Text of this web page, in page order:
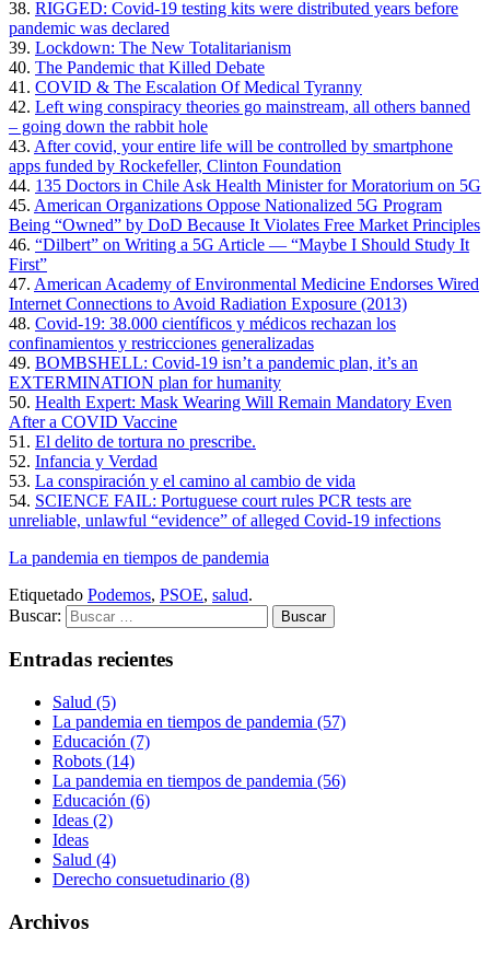
38. RIGGED: Covid-19 testing kits were distributed years before
pandemic was declared
39. Lockdown: The New Totalitarianism
40. The Pandemic that Killed Debate
41. COVID & The Escalation Of Medical Tyranny
42. Left wing conspiracy theories go mainstream, all others banned
– going down the rabbit hole
43. After covid, your entire life will be controlled by smartphone
apps funded by Rockefeller, Clinton Foundation
44. 135 Doctors in Chile Ask Health Minister for Moratorium on 5G
45. American Organizations Oppose Nationalized 5G Program
Being “Owned” by DoD Because It Violates Free Market Principles
46. “Dilbert” on Writing a 5G Article — “Maybe I Should Study It
First”
47. American Academy of Environmental Medicine Endorses Wired
Internet Connections to Avoid Radiation Exposure (2013)
48. Covid-19: 38.000 científicos y médicos rechazan los
confinamientos y restricciones generalizadas
49. BOMBSHELL: Covid-19 isn’t a pandemic plan, it’s an
EXTERMINATION plan for humanity
50. Health Expert: Mask Wearing Will Remain Mandatory Even
After a COVID Vaccine
51. El delito de tortura no prescribe.
52. Infancia y Verdad
53. La conspiración y el camino al cambio de vida
54. SCIENCE FAIL: Portuguese court rules PCR tests are
unreliable, unlawful “evidence” of alleged Covid-19 infections
La pandemia en tiempos de pandemia
Etiquetado Podemos, PSOE, salud.
Buscar:
Entradas recientes
Salud (5)
La pandemia en tiempos de pandemia (57)
Educación (7)
Robots (14)
La pandemia en tiempos de pandemia (56)
Educación (6)
Ideas (2)
Ideas
Salud (4)
Derecho consuetudinario (8)
Archivos